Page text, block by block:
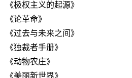
《极权主义的起源》
《论革命》
《过去与未来之间》
《独裁者手册》
《动物农庄》
《美丽新世界》